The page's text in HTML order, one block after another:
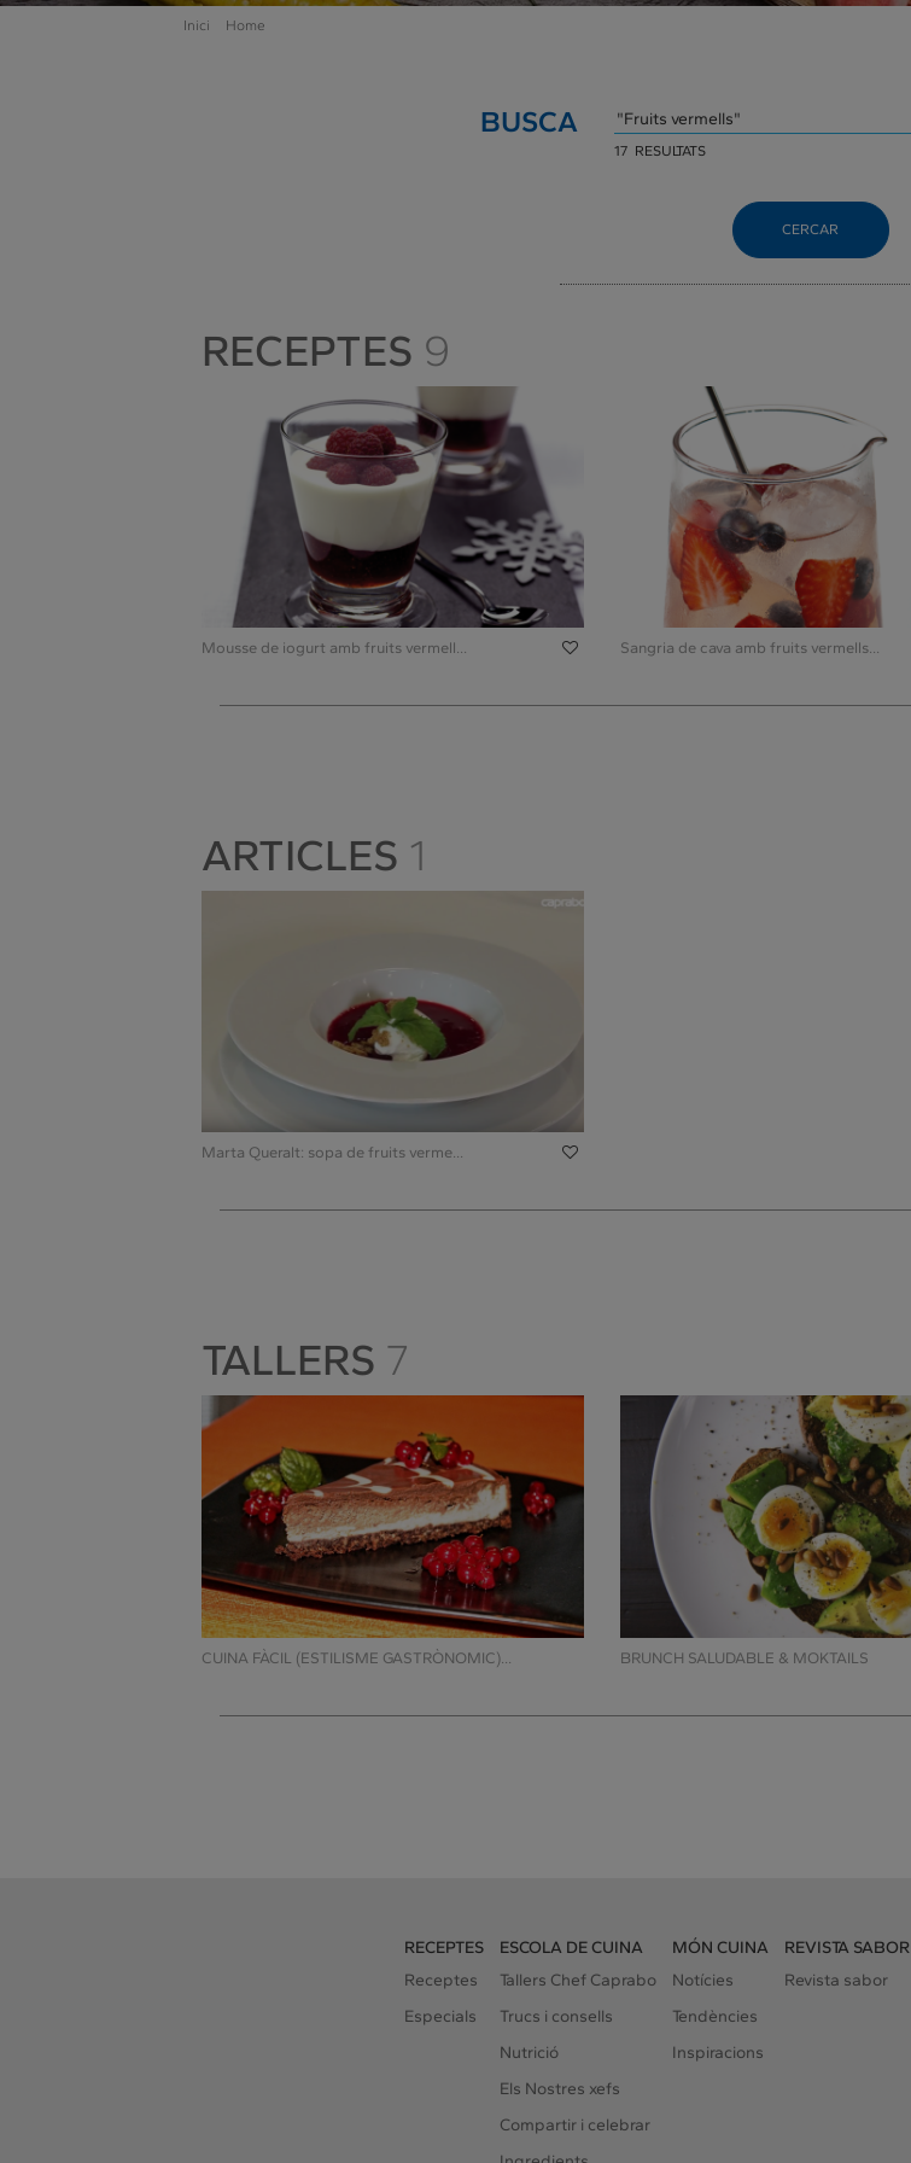
Inici Home
BUSCA
17 RESULTATS
CERCAR
RECEPTES 9
Mousse de iogurt amb fruits vermell... Sangria de cava amb fruits vermells...
ARTICLES 1
Marta Queralt: sopa de fruits verme...
TALLERS 7
CUINA FÀCIL (ESTILISME GASTRÒNOMIC)... BRUNCH SALUDABLE & MOKTAILS
RECEPTES
Receptes
Especials
ESCOLA DE CUINA
Tallers Chef Caprabo
Trucs i consells
Nutrició
Els Nostres xefs
Compartir i celebrar
MÓN CUINA
Notícies
Tendències
Inspiracions
REVISTA SABOR
Revista sabor